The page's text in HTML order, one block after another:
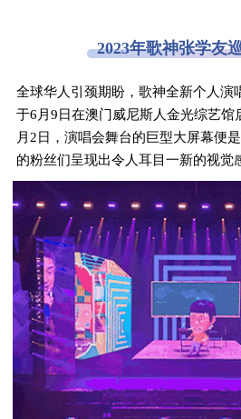
2023年歌神张学友
全球华人引颈期盼，歌神全新个人演
于6月9日在澳门威尼斯人金光综艺馆
月2日，演唱会舞台的巨型大屏幕便
的粉丝们呈现出令人耳目一新的视觉